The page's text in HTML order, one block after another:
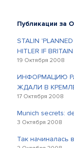
Публикации за
STALIN
HITLER IF
19 Октября 2008
ИНФОРМАЦИЮ
ЖДАЛИ В
17 Октября 2008
Munich secrets:
3 Октября 2008
Так начиналась